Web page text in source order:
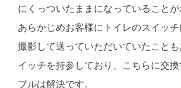
にくっついたままになっていることが
あらかじめお客様にトイレのスイッ
撮影して送っていただいていたこと
イッチを持参しており、こちらに交
ブルは解決です。